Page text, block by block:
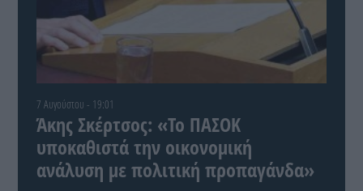
7 Αυγούστου - 19:01
Άκης Σκέρτσος: «Το ΠΑΣΟΚ
υποκαθιστά την οικονομική
ανάλυση με πολιτική προπαγάνδα»